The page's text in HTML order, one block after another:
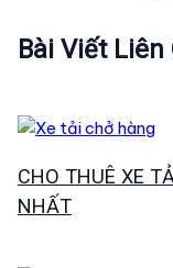
viết
Bài Viết Liên
CHO THUÊ XE
NHẤT